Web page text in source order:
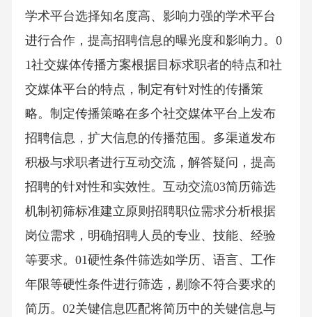
学术平台选择知名度高、影响力强的学术平台
进行合作，提高招聘信息的曝光度和影响力。0
1社交媒体传播方案根据目标求职者的特点和社
交媒体平台的特点，制定有针对性的传播策
略。制定传播策略在多个社交媒体平台上发布
招聘信息，扩大信息的传播范围。多渠道发布
积极与求职者进行互动交流，解答疑问，提高
招聘的针对性和实效性。互动交流03简历筛选
机制初筛标准建立原则招聘职位需求分析根据
岗位需求，明确招聘人员的专业、技能、经验
等要求。01硬性条件筛选如学历、语言、工作
年限等硬性条件进行筛选，剔除不符合要求的
简历。02关键信息匹配将简历中的关键信息与